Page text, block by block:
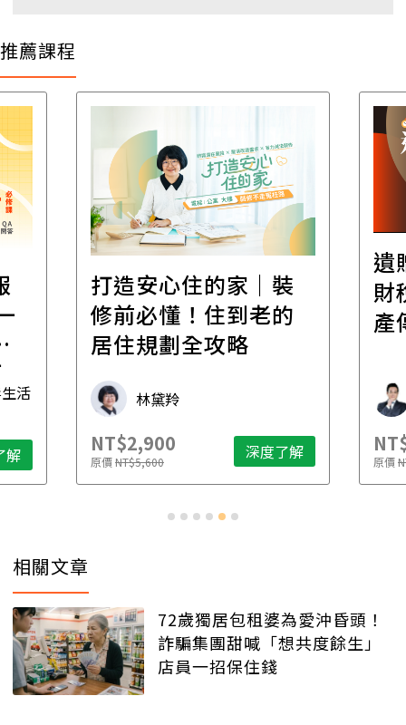
推薦課程
活
解
打造安心住的家｜裝
修前必懂！住到老的
居住規劃全攻略
林黛羚
NT$2,900
原價NT$5,600 深度了解
遺
財
產
原價
相關文章
72歲獨居包租婆為愛沖昏頭！
詐騙集團甜喊「想共度餘生」
店員一招保住錢